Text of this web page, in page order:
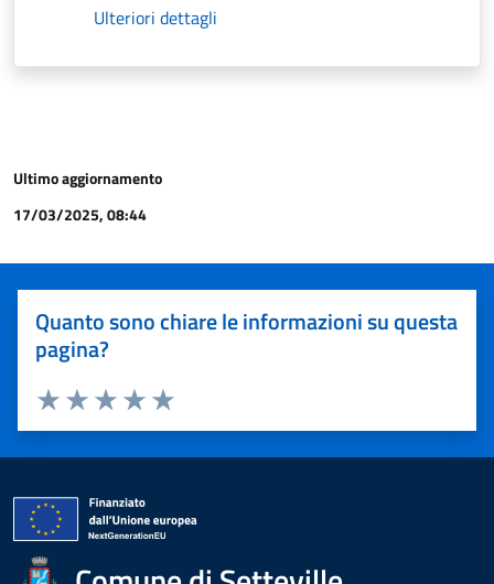
Ulteriori dettagli
Ultimo aggiornamento
17/03/2025, 08:44
Quanto sono chiare le informazioni su questa
pagina?
Valuta 5 stelle su 5
Valuta 4 stelle su 5
Valuta 3 stelle su 5
Valuta 2 stelle su 5
Valuta 1 stelle su 5